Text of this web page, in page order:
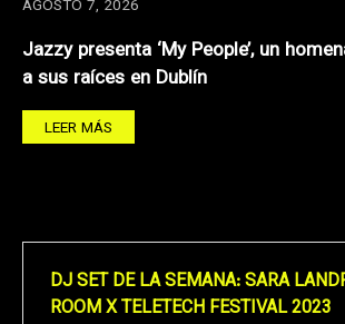
AGOSTO 7, 2026
Jazzy presenta ‘My People’, un
a sus raíces en Dublín
LEER MÁS
DJ SET DE LA SEMANA: SARA
ROOM X TELETECH FESTIVAL 2023